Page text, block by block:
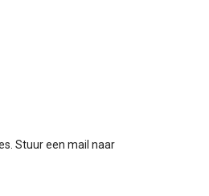
Stuur een mail naar